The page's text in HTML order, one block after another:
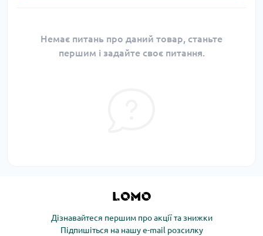
Немає питань про даний товар, станьте
першим і задайте своє питання.
Дізнавайтеся першим про акції та знижки
Підпишіться на нашу e-mail розсилку